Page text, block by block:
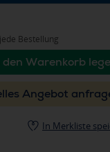
Bestellung
Warenkorb
Angebot
In Merkliste